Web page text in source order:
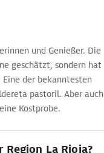
und Genießer. Die
geschätzt, sondern hat
der bekanntesten
pastoril. Aber auch
Kostprobe.
La Rioja?